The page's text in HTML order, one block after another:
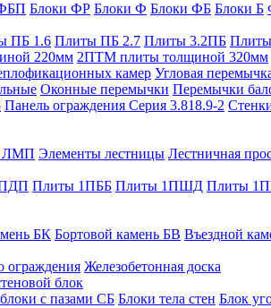
Блоки ФР Блоки Ф Блоки ФБ Блоки Б
ПБ 1.6 Плиты ПБ 2.7 Плиты 3.2ПБ
220мм 2ПТМ плиты толщиной 320мм
камер Угловая
Оконные перемычки Перемычки
Панель ограждения Серия 3.818.9-2
ЛМП Элементы лестницы Лестничная
Плиты 1ПББ Плиты 1ПШД Плиты
БК Бортовой камень БВ Въездной
ограждения Железобетонная доска
блок
с пазами СБ Блоки тела стен Блок